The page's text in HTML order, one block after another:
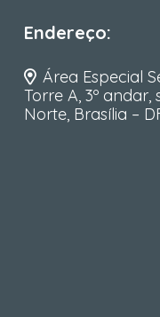
Endereço:
Área Especial
Torre A, 3º andar,
Norte, Brasília –